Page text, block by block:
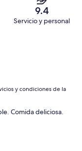
9.4
Servicio y personal
y condiciones de la
Comida deliciosa.